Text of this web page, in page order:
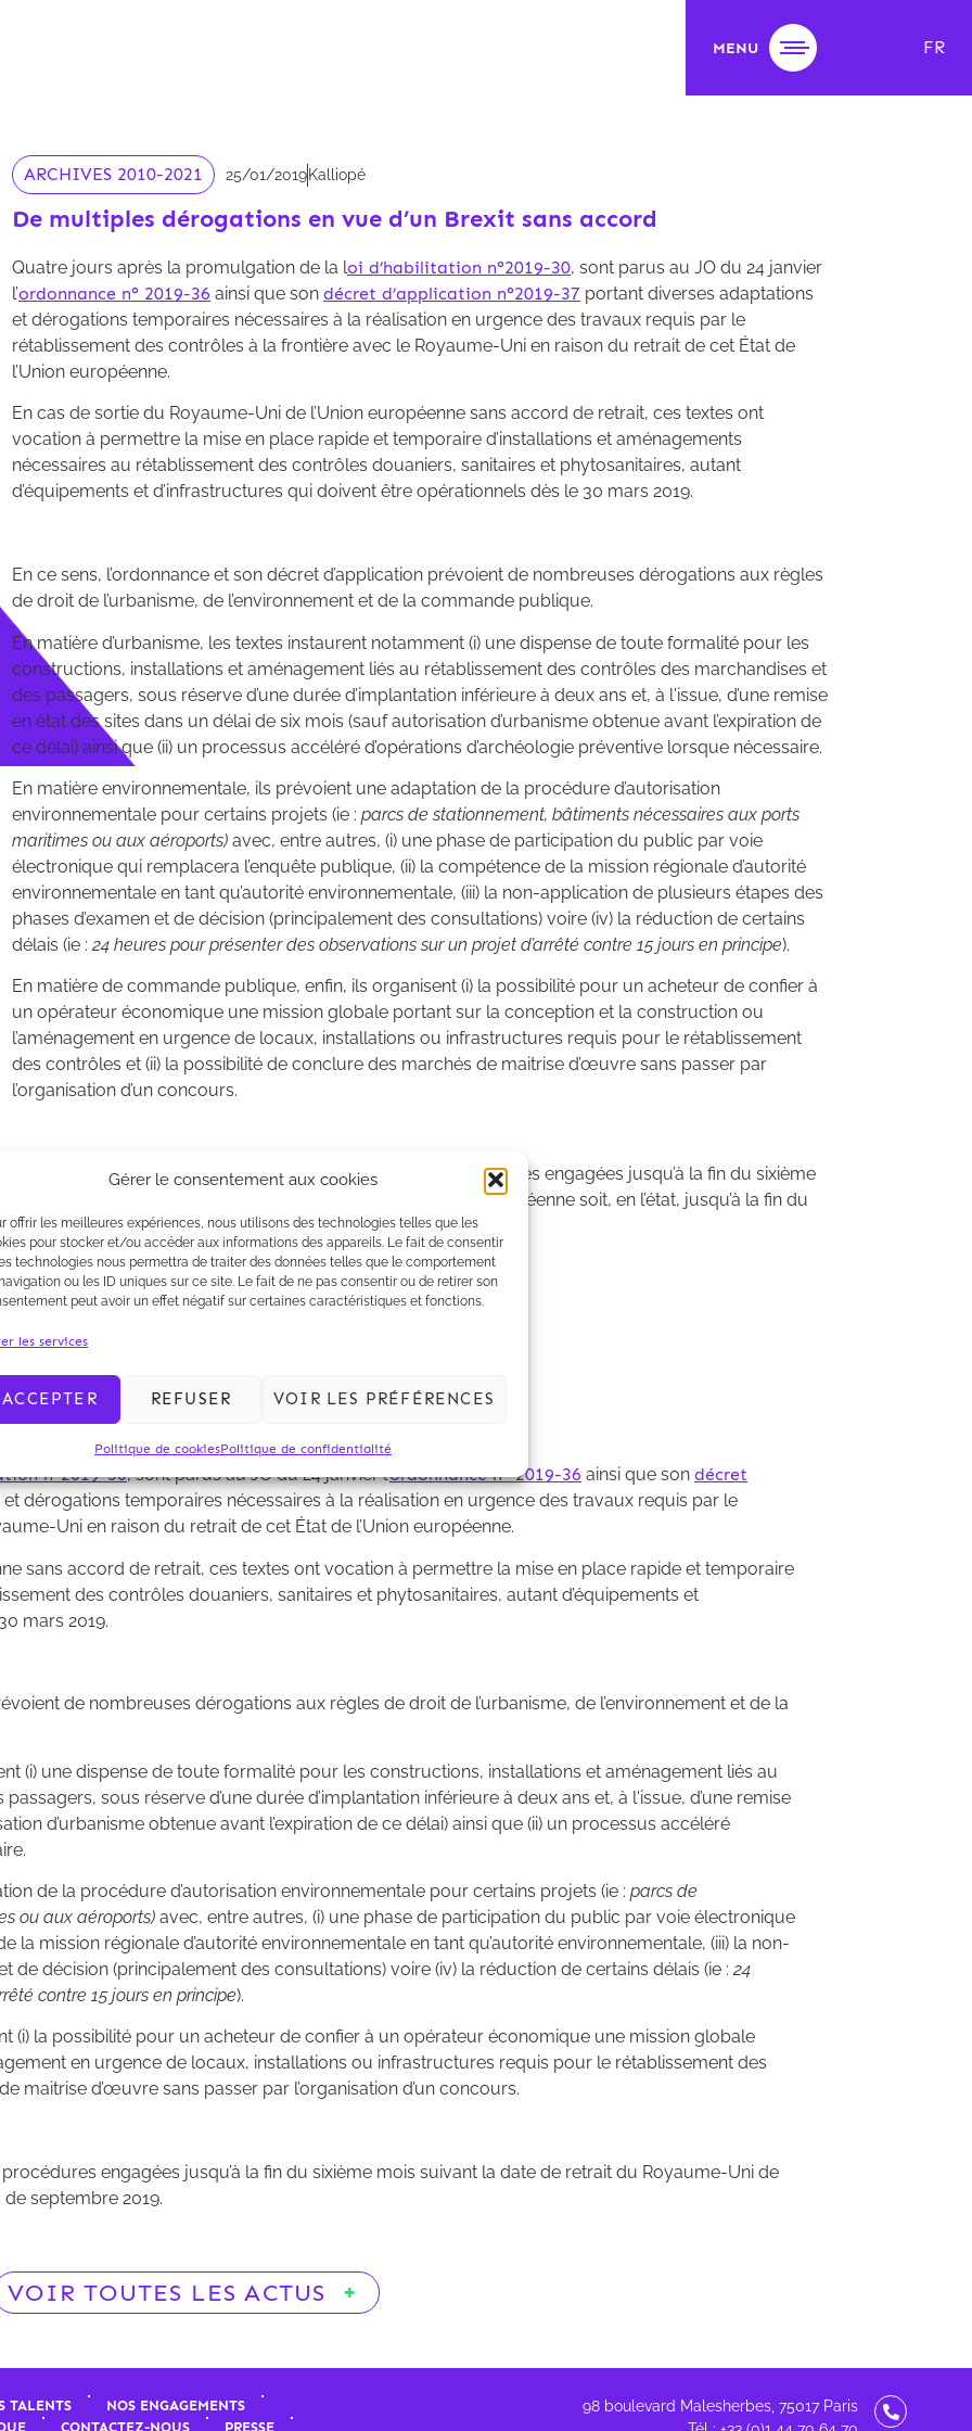
Gérer le consentement aux cookies
offrir les meilleures expériences, nous utilisons des technologies telles que les
pour stocker et/ou accéder aux informations des appareils. Le fait de consentir
technologies nous permettra de traiter des données telles que le comportement
ou les ID uniques sur ce site. Le fait de ne pas consentir ou de retirer son
peut avoir un effet négatif sur certaines caractéristiques et fonctions.
les services
ACCEPTER REFUSER VOIR LES PRÉFÉRENCES
Politique de cookiesPolitique de confidentialité
MENU FR
ARCHIVES 2010-2021 25/01/2019Kalliopé
De multiples dérogations en vue d’un Brexit sans accord
Quatre jours après la promulgation de la loi d’habilitation n°2019-30, sont parus au JO du 24 janvier
l’ordonnance n° 2019-36 ainsi que son décret d’application n°2019-37 portant diverses adaptations
et dérogations temporaires nécessaires à la réalisation en urgence des travaux requis par le
rétablissement des contrôles à la frontière avec le Royaume-Uni en raison du retrait de cet État de
l’Union européenne.
En cas de sortie du Royaume-Uni de l’Union européenne sans accord de retrait, ces textes ont
vocation à permettre la mise en place rapide et temporaire d’installations et aménagements
nécessaires au rétablissement des contrôles douaniers, sanitaires et phytosanitaires, autant
d’équipements et d’infrastructures qui doivent être opérationnels dès le 30 mars 2019.
En ce sens, l’ordonnance et son décret d’application prévoient de nombreuses dérogations aux règles
de droit de l’urbanisme, de l’environnement et de la commande publique.
En matière d’urbanisme, les textes instaurent notamment (i) une dispense de toute formalité pour les
constructions, installations et aménagement liés au rétablissement des contrôles des marchandises et
des passagers, sous réserve d’une durée d’implantation inférieure à deux ans et, à l'issue, d’une remise
en état des sites dans un délai de six mois (sauf autorisation d’urbanisme obtenue avant l’expiration de
ce délai) ainsi que (ii) un processus accéléré d’opérations d’archéologie préventive lorsque nécessaire.
En matière environnementale, ils prévoient une adaptation de la procédure d’autorisation
environnementale pour certains projets (ie : parcs de stationnement, bâtiments nécessaires aux ports
maritimes ou aux aéroports) avec, entre autres, (i) une phase de participation du public par voie
électronique qui remplacera l’enquête publique, (ii) la compétence de la mission régionale d’autorité
environnementale en tant qu’autorité environnementale, (iii) la non-application de plusieurs étapes des
phases d’examen et de décision (principalement des consultations) voire (iv) la réduction de certains
délais (ie :24 heures pour présenter des observations sur un projet d’arrêté contre 15 jours en principe).
En matière de commande publique, enfin, ils organisent (i) la possibilité pour un acheteur de confier à
un opérateur économique une mission globale portant sur la conception et la construction ou
l’aménagement en urgence de locaux, installations ou infrastructures requis pour le rétablissement
des contrôles et (ii) la possibilité de conclure des marchés de maitrise d’œuvre sans passer par
l’organisation d’un concours.
A noter que l’ordonnance et le décret s’appliquent aux procédures engagées jusqu’à la fin du sixième
mois suivant la date de retrait du Royaume-Uni de l’Union Européenne soit, en l’état, jusqu’à la fin du
mois de septembre 2019.
n°2019-30, sont parus au JO du 24 janvier l’ordonnance n° 2019-36 ainsi que son décret
dérogations temporaires nécessaires à la réalisation en urgence des travaux requis par le
Uni en raison du retrait de cet État de l’Union européenne.
sans accord de retrait, ces textes ont vocation à permettre la mise en place rapide et temporaire
des contrôles douaniers, sanitaires et phytosanitaires, autant d’équipements et
mars 2019.
de nombreuses dérogations aux règles de droit de l’urbanisme, de l’environnement et de la
(i) une dispense de toute formalité pour les constructions, installations et aménagement liés au
sous réserve d’une durée d’implantation inférieure à deux ans et, à l'issue, d’une remise
d’urbanisme obtenue avant l’expiration de ce délai) ainsi que (ii) un processus accéléré
de la procédure d’autorisation environnementale pour certains projets (ie : parcs de
ou aux aéroports) avec, entre autres, (i) une phase de participation du public par voie électronique
la mission régionale d’autorité environnementale en tant qu’autorité environnementale, (iii) la non-
de décision (principalement des consultations) voire (iv) la réduction de certains délais (ie :24
contre 15 jours en principe).
(i) la possibilité pour un acheteur de confier à un opérateur économique une mission globale
en urgence de locaux, installations ou infrastructures requis pour le rétablissement des
maitrise d’œuvre sans passer par l’organisation d’un concours.
engagées jusqu’à la fin du sixième mois suivant la date de retrait du Royaume-Uni de
de septembre 2019.
VOIR TOUTES LES ACTUS
TALENTS
NOS ENGAGEMENTS
CONTACTEZ-NOUS PRESSE
98 boulevard Malesherbes, 75017 Paris